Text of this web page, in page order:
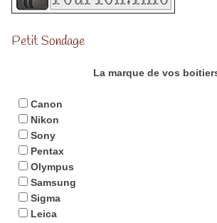
Petit Sondage
La marque de vos
Canon
Nikon
Sony
Pentax
Olympus
Samsung
Sigma
Leica